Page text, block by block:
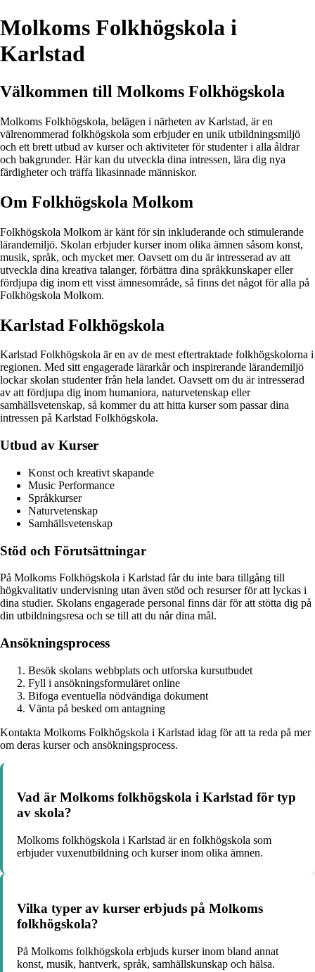
Molkoms Folkhögskola i
Karlstad
Välkommen till Molkoms Folkhögskola
Molkoms Folkhögskola, belägen i närheten av Karlstad, är en
välrenommerad folkhögskola som erbjuder en unik utbildningsmiljö
och ett brett utbud av kurser och aktiviteter för studenter i alla åldrar
och bakgrunder. Här kan du utveckla dina intressen, lära dig nya
färdigheter och träffa likasinnade människor.
Om Folkhögskola Molkom
Folkhögskola Molkom är känt för sin inkluderande och stimulerande
lärandemiljö. Skolan erbjuder kurser inom olika ämnen såsom konst,
musik, språk, och mycket mer. Oavsett om du är intresserad av att
utveckla dina kreativa talanger, förbättra dina språkkunskaper eller
fördjupa dig inom ett visst ämnesområde, så finns det något för alla på
Folkhögskola Molkom.
Karlstad Folkhögskola
Karlstad Folkhögskola är en av de mest eftertraktade folkhögskolorna i
regionen. Med sitt engagerade lärarkår och inspirerande lärandemiljö
lockar skolan studenter från hela landet. Oavsett om du är intresserad
av att fördjupa dig inom humaniora, naturvetenskap eller
samhällsvetenskap, så kommer du att hitta kurser som passar dina
intressen på Karlstad Folkhögskola.
Utbud av Kurser
Konst och kreativt skapande
Music Performance
Språkkurser
Naturvetenskap
Samhällsvetenskap
Stöd och Förutsättningar
På Molkoms Folkhögskola i Karlstad får du inte bara tillgång till
högkvalitativ undervisning utan även stöd och resurser för att lyckas i
dina studier. Skolans engagerade personal finns där för att stötta dig på
din utbildningsresa och se till att du når dina mål.
Ansökningsprocess
Besök skolans webbplats och utforska kursutbudet
Fyll i ansökningsformuläret online
Bifoga eventuella nödvändiga dokument
Vänta på besked om antagning
Kontakta Molkoms Folkhögskola i Karlstad idag för att ta reda på mer
om deras kurser och ansökningsprocess.
Vad är Molkoms folkhögskola i Karlstad för typ
av skola?
Molkoms folkhögskola i Karlstad är en folkhögskola som
erbjuder vuxenutbildning och kurser inom olika ämnen.
Vilka typer av kurser erbjuds på Molkoms
folkhögskola?
På Molkoms folkhögskola erbjuds kurser inom bland annat
konst, musik, hantverk, språk, samhällskunskap och hälsa.